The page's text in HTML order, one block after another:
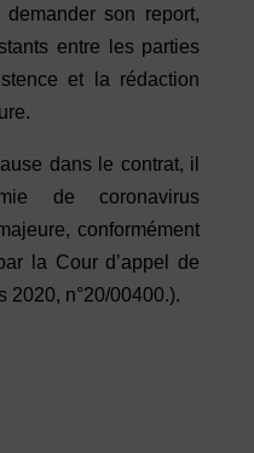
son report,
entre les parties
et la rédaction
dans le contrat, il
de coronavirus
conformément
la Cour d’appel de
2020, n°20/00400.).